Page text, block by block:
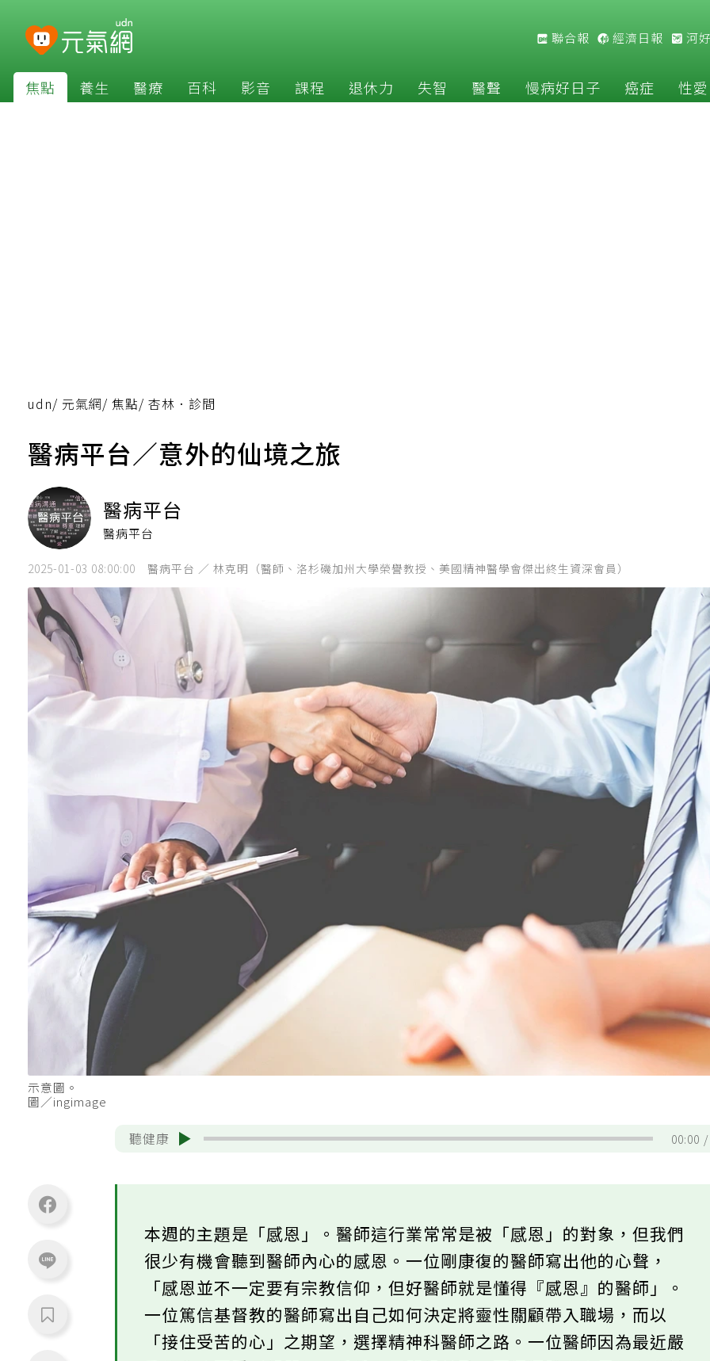
聯合報 經濟日報 河
焦點 養生 醫療 百科 影音 課程 退休力 失智 醫聲 慢病好日子 癌症 性愛
udn/ 元氣網/ 焦點/ 杏林．診間
醫病平台／意外的仙境之旅
醫病平台
醫病平台
2025-01-03 08:00:00 醫病平台 ／ 林克明（醫師、洛杉磯加州大學榮譽教授、美國精神醫學會傑出終生資深會員）
示意圖。
圖／ingimage
聽健康 00:00
本週的主題是「感恩」。醫師這行業常常是被「感恩」的對象，但我們
很少有機會聽到醫師內心的感恩。一位剛康復的醫師寫出他的心聲，
「感恩並不一定要有宗教信仰，但好醫師就是懂得『感恩』的醫師」。
一位篤信基督教的醫師寫出自己如何決定將靈性關顧帶入職場，而以
「接住受苦的心」之期望，選擇精神科醫師之路。一位醫師因為最近嚴